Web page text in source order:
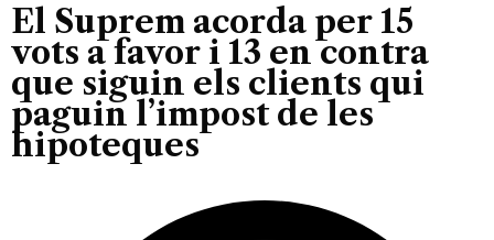
El Suprem acorda per 15
vots a favor i 13 en contra
que siguin els clients qui
paguin l’impost de les
hipoteques